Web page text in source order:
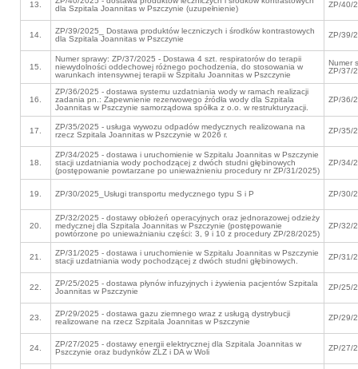
13.
dla Szpitala Joannitas w Pszczynie (uzupełnienie)
ZP/40/
14.
ZP/39/2025_ Dostawa produktów leczniczych i środków kontrastowych
dla Szpitala Joannitas w Pszczynie
ZP/39/
15.
Numer sprawy: ZP/37/2025 - Dostawa 4 szt. respiratorów do terapii
niewydolności oddechowej różnego pochodzenia, do stosowania w
warunkach intensywnej terapii w Szpitalu Joannitas w Pszczynie
Numer
ZP/37/
16.
ZP/36/2025 - dostawa systemu uzdatniania wody w ramach realizacji
zadania pn.: Zapewnienie rezerwowego źródła wody dla Szpitala
Joannitas w Pszczynie samorządowa spółka z o.o. w restrukturyzacji.
ZP/36/
17.
ZP/35/2025 - usługa wywozu odpadów medycznych realizowana na
rzecz Szpitala Joannitas w Pszczynie w 2026 r.
ZP/35/
18.
ZP/34/2025 - dostawa i uruchomienie w Szpitalu Joannitas w Pszczynie
stacji uzdatniania wody pochodzącej z dwóch studni głębinowych
(postępowanie powtarzane po unieważnieniu procedury nr ZP/31/2025)
ZP/34/
19. ZP/30/2025_Usługi transportu medycznego typu S i P ZP/30/
20.
ZP/32/2025 - dostawy obłożeń operacyjnych oraz jednorazowej odzieży
medycznej dla Szpitala Joannitas w Pszczynie (postępowanie
powtórzone po unieważnianiu części: 3, 9 i 10 z procedury ZP/28/2025)
ZP/32/
21.
ZP/31/2025 - dostawa i uruchomienie w Szpitalu Joannitas w Pszczynie
stacji uzdatniania wody pochodzącej z dwóch studni głębinowych.
ZP/31/
22.
ZP/25/2025 - dostawa płynów infuzyjnych i żywienia pacjentów Szpitala
Joannitas w Pszczynie
ZP/25/
23.
ZP/29/2025 - dostawa gazu ziemnego wraz z usługą dystrybucji
realizowane na rzecz Szpitala Joannitas w Pszczynie
ZP/29/
24.
ZP/27/2025 - dostawy energii elektrycznej dla Szpitala Joannitas w
Pszczynie oraz budynków ZLZ i DA w Woli
ZP/27/